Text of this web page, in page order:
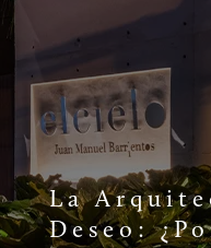
La
Deseo: